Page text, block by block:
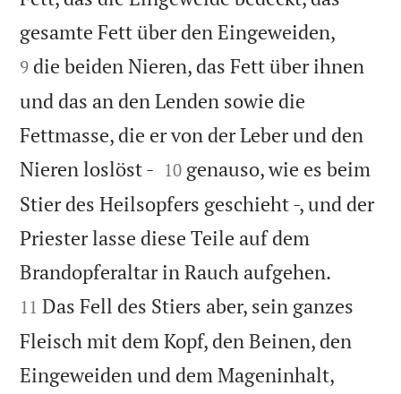
gesamte Fett über den Eingeweiden,
9 die beiden Nieren, das Fett über ihnen
und das an den Lenden sowie die
Fettmasse, die er von der Leber und den
Nieren loslöst - 

10 genauso, wie es beim
Stier des Heilsopfers geschieht -, und der
Priester lasse diese Teile auf dem
Brandopferaltar in Rauch aufgehen.
11 Das Fell des Stiers aber, sein ganzes
Fleisch mit dem Kopf, den Beinen, den
Eingeweiden und dem Mageninhalt,